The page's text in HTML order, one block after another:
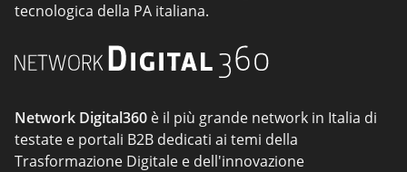
tecnologica della PA italiana.
Network Digital360 è il più grande network in Italia di
testate e portali B2B dedicati ai temi della
Trasformazione Digitale e dell'innovazione